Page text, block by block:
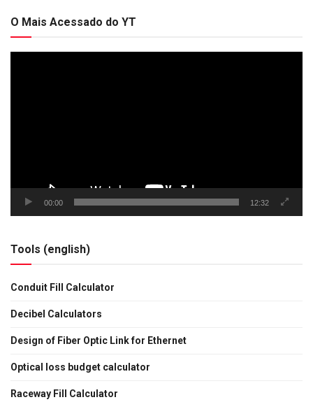
O Mais Acessado do YT
00:00 12:32
Tools (english)
Conduit Fill Calculator
Decibel Calculators
Design of Fiber Optic Link for Ethernet
Optical loss budget calculator
Raceway Fill Calculator